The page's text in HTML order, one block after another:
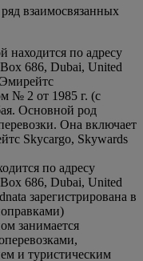
взаимосвязанных
находится по адресу
686, Dubai, United
№ 2 от 1985 г. (с
Основной род
Она включает
Skycargo, Skywards
по адресу
686, Dubai, United
зарегистрирована в
занимается
и туристическим